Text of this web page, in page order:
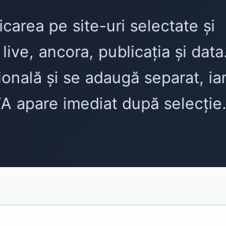
pe site-uri selectate și
ancora, publicația și data.
și se adaugă separat, iar
apare imediat după selecție.